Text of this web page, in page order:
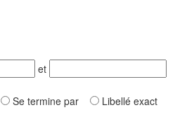
et
Se termine par Libellé exact